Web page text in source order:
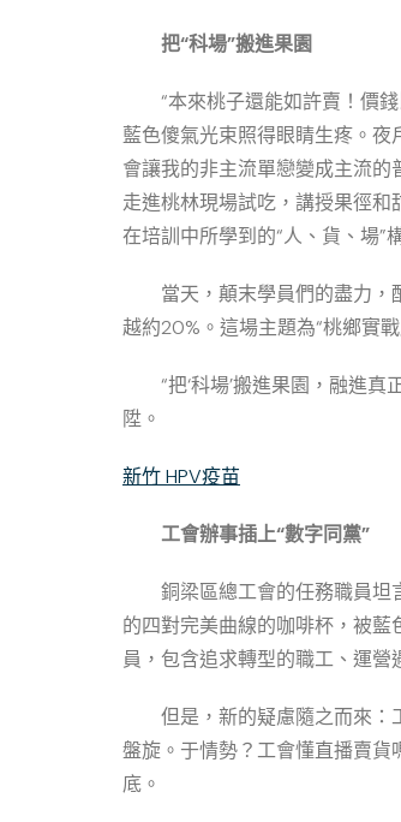
把“科場”搬進果園
“本來桃子還能如許賣！價
藍色傻氣光束照得眼睛生疼。
會讓我的非主流單戀變成主流
走進桃林現場試吃，講授果徑
在培訓中所學到的“人、貨、場”
當天，顛末學員們的盡力
越約20%。這場主題為“桃鄉實
“把‘科場’搬進果園，融進
陞。
新竹 HPV疫苗
工會辦事插上“數字同黨”
銅梁區總工會的任務職員坦
的四對完美曲線的咖啡杯，被
員，包含追求轉型的職工、運
但是，新的疑慮隨之而來：
盤旋。于情勢？工會懂直播賣
底。